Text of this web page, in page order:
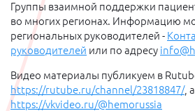
Группы взаимной поддержки
во многих регионах. Информацию
региональных руководителей -
руководителей или по адресу
Видео материалы публикуем в
https://rutube.ru/channel/23818847/,
https://vkvideo.ru/@hemorussia